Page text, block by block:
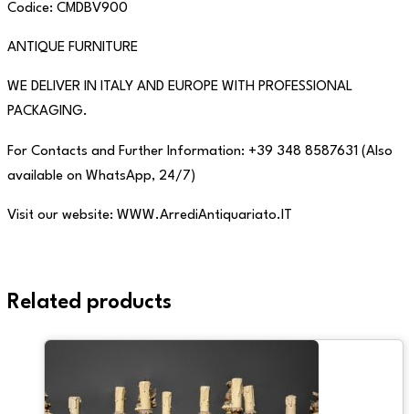
Codice: CMDBV900
ANTIQUE FURNITURE
WE DELIVER IN ITALY AND EUROPE WITH PROFESSIONAL
PACKAGING.
For Contacts and Further Information: +39 348 8587631 (Also
available on WhatsApp, 24/7)
Visit our website: WWW.ArrediAntiquariato.IT
Related products